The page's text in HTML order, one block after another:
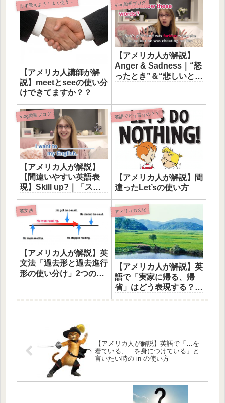
ま ず覚えよう！よく使う英語表現
【アメリカ人講師が解
説】meetとseeの使い分
けできてますか？？
Vlog動画ブログ
【アメリカ人が解説】
Anger & Sadness｜“怒
ったとき”＆“悲しいと
Vlog動画ブログ
【アメリカ人が解説】
【間違いやすい英語表
現】Skill up?｜「スキ
ルアップ」はカタカナ
語!?
英語でどう言うの？？
【アメリカ人が解説】間
違ったLet’sの使い方
英文法
【アメリカ人が解説】英
文法「過去形と過去進行
形の使い分け」2つの図
アメリカの文化
【アメリカ人が解説】英
語で「実家に帰る、帰
省」はどう表現する？お
すすめ4表現
【アメリカ人が解説】英語で「…を
着ている、…を身につけている」と
言いたい時の”in”の使い方